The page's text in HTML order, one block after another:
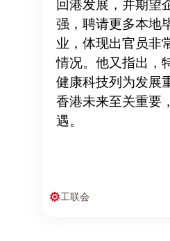
回港发展，并期望
强，聘请更多本地
业，体现出官员非
情况。他又指出，
健康科技列为发展
香港未来至关重要
遇。
工联会